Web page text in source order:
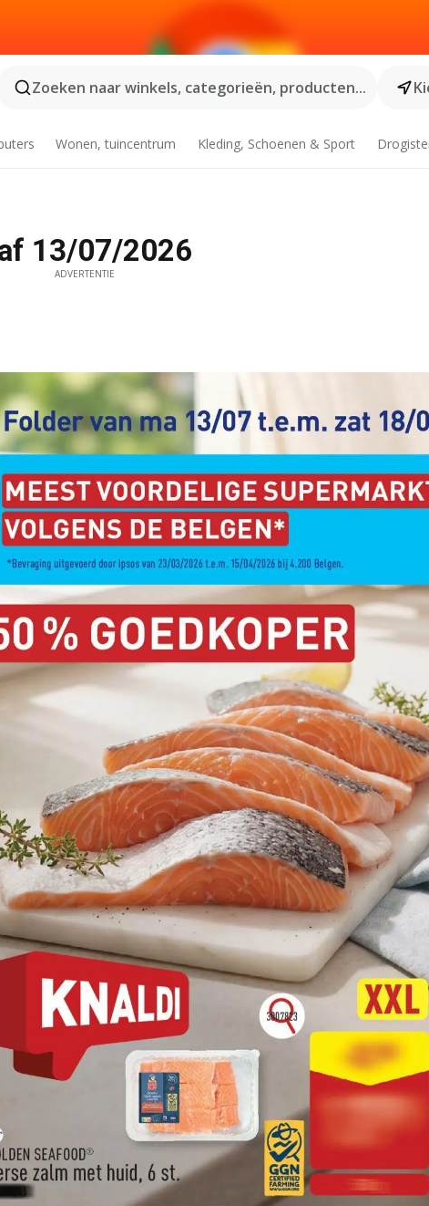
Zoeken naar winkels, categorieën, producten...
Wonen, tuincentrum Kleding, Schoenen & Sport
13/07/2026
ADVERTENTIE